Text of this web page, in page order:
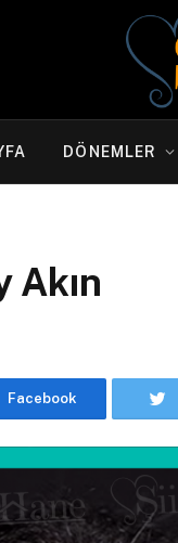
DÖNEMLER
Akın
Facebook